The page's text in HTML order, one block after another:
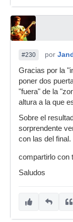
#230 por
Gracias por la
poner dos
"fuera" de la
altura a la que
Sobre el
sorprendente
con las del
compartirlo con
Saludos